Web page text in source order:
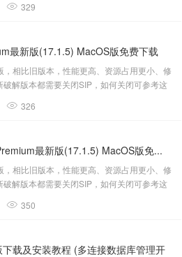
329
最新版(17.1.5) MacOS版免费下载
相比旧版本，性能更高、资源占用更小、修
解版本都需要关闭SIP，如何关闭可参考这
326
最新版(17.1.5) MacOS版免...
相比旧版本，性能更高、资源占用更小、修
解版本都需要关闭SIP，如何关闭可参考这
350
载及安装教程 (多连接数据库管理开